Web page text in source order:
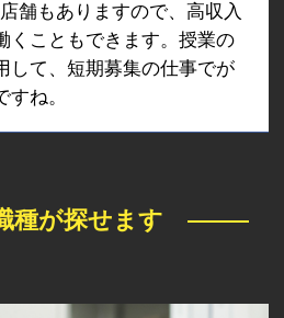
舗もありますので、高収入
くこともできます。授業の
して、短期募集の仕事でが
ね。
が探せます